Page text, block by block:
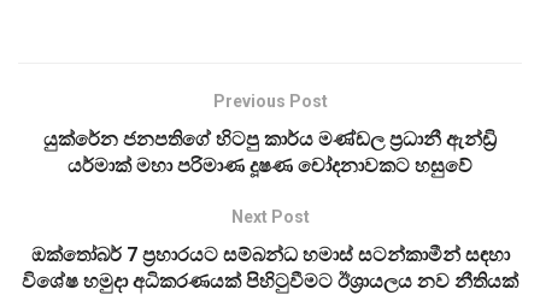
Previous Post
යුක්රේන ජනපතිගේ හිටපු කාර්ය මණ්ඩල ප්‍රධානී ඇන්ඩ්‍රි
යර්මාක් මහා පරිමාණ දූෂණ චෝදනාවකට හසුවේ
Next Post
ඔක්තෝබර් 7 ප්‍රහාරයට සම්බන්ධ හමාස් සටන්කාමීන් සඳහා
විශේෂ හමුදා අධිකරණයක් පිහිටුවීමට ඊශ්‍රායලය නව නීතියක්